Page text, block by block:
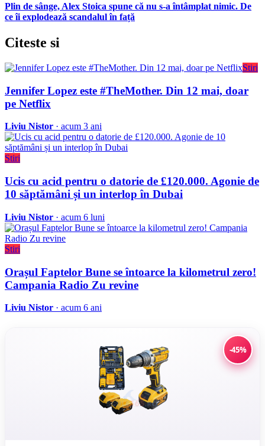
Plin de sânge, Alex Stoica spune că nu s-a întâmplat nimic. De
ce îi explodează scandalul în față
Citeste si
Stiri
Jennifer Lopez este #TheMother. Din 12 mai, doar
pe Netflix
Liviu Nistor · acum 3 ani
Stiri
Ucis cu acid pentru o datorie de £120.000. Agonie de
10 săptămâni și un interlop în Dubai
Liviu Nistor · acum 6 luni
Stiri
Orașul Faptelor Bune se întoarce la kilometrul zero!
Campania Radio Zu revine
Liviu Nistor · acum 6 ani
-45%